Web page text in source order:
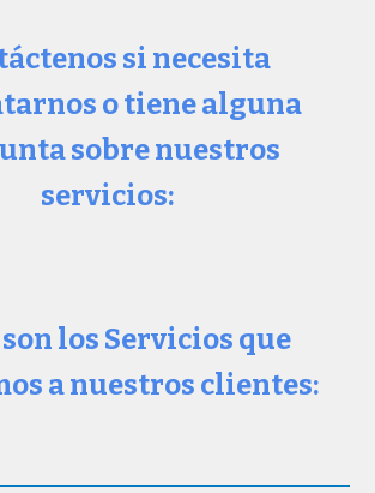
si necesita
o tiene alguna
sobre nuestros
servicios:
los Servicios que
a nuestros clientes: